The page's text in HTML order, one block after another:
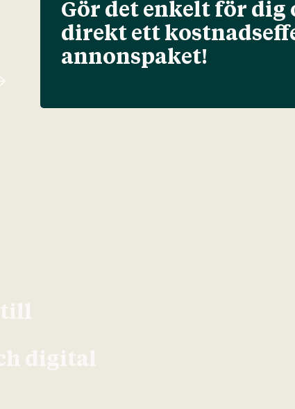
Gör det enkelt för dig
direkt ett
annonspaket!
till
digital